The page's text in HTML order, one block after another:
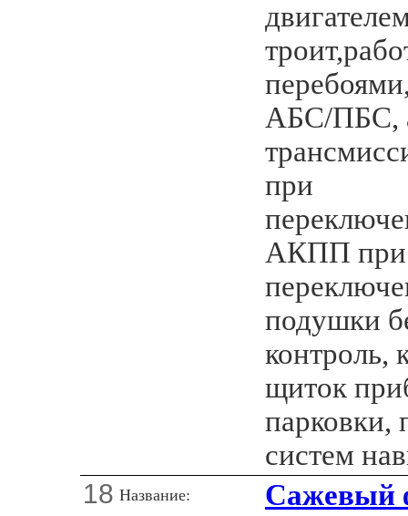
АБС/ПБС,
при
АКПП при
подушки
контроль,
щиток
парковки,
систем
18 Название: Сажевый